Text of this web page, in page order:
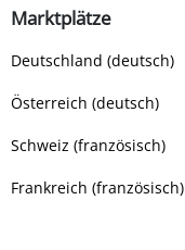
Marktplätze
Deutschland (deutsch)
Österreich (deutsch)
Schweiz (französisch)
Frankreich (französisch)